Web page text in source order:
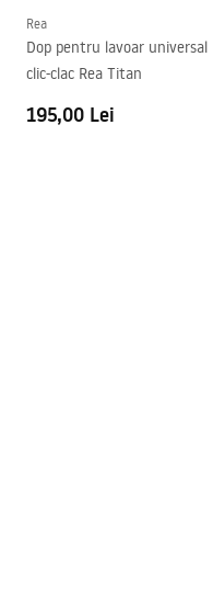
Formă
Preaplin
Rea
Dop pentru lavoar universal
clic-clac Rea Titan
195,00 Lei